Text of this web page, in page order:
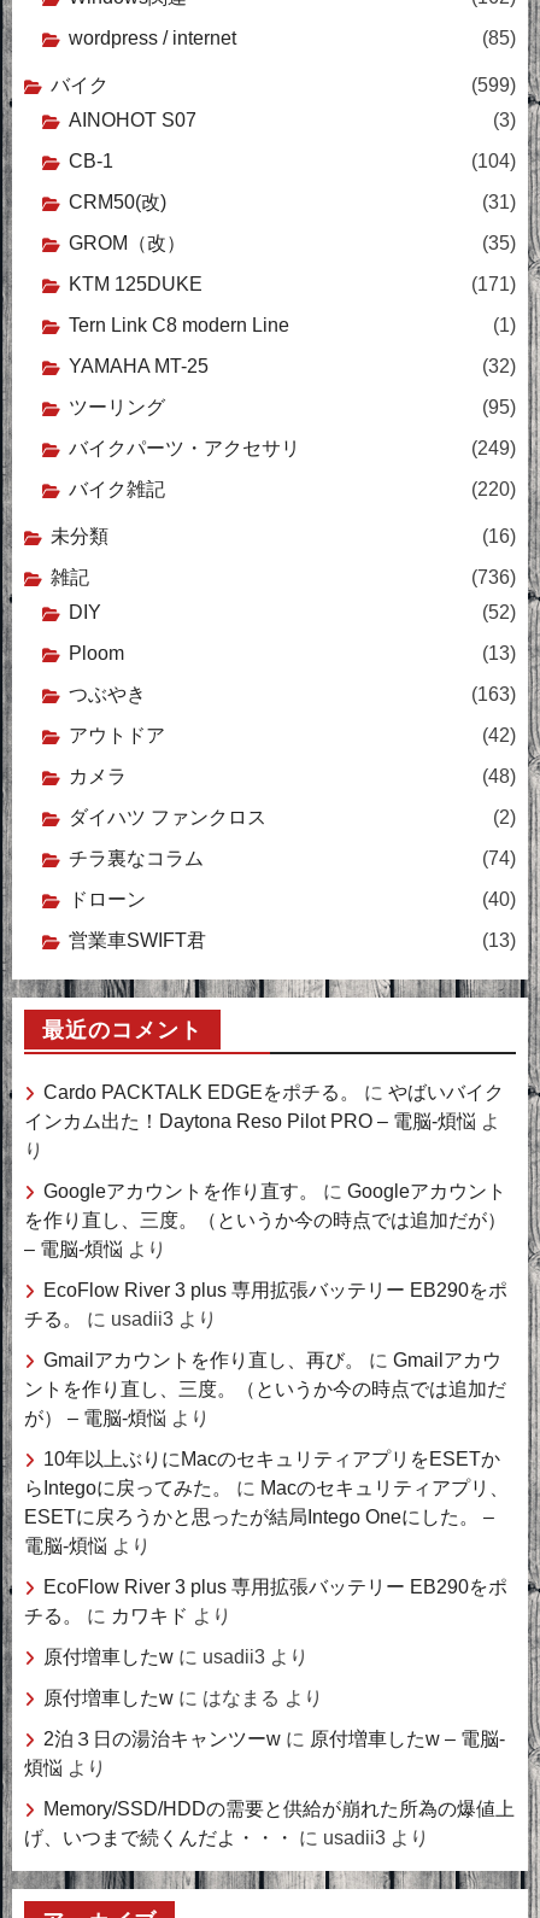
wordpress / internet
(85)
バイク
(599)
AINOHOT S07
(3)
CB-1
(104)
CRM50(改)
(31)
GROM（改）
(35)
KTM 125DUKE
(171)
Tern Link C8 modern Line
(1)
YAMAHA MT-25
(32)
ツーリング
(95)
バイクパーツ・アクセサリ
(249)
バイク雑記
(220)
未分類
(16)
雑記
(736)
DIY
(52)
Ploom
(13)
つぶやき
(163)
アウトドア
(42)
カメラ
(48)
ダイハツ ファンクロス
(2)
チラ裏なコラム
(74)
ドローン
(40)
営業車SWIFT君
(13)
最近のコメント
Cardo PACKTALK EDGEをポチる。 に やばいバイク
インカム出た！Daytona Reso Pilot PRO – 電脳-煩悩 よ
り
Googleアカウントを作り直す。
に Googleアカウント
を作り直し、三度。（というか今の時点では追加だが）
– 電脳-煩悩 より
EcoFlow River 3 plus 専用拡張バッテリー EB290をポ
チる。
に usadii3 より
Gmailアカウントを作り直し、再び。
に Gmailアカウ
ントを作り直し、三度。（というか今の時点では追加だ
が） – 電脳-煩悩 より
10年以上ぶりにMacのセキュリティアプリをESETか
らIntegoに戻ってみた。
に Macのセキュリティアプリ、
ESETに戻ろうかと思ったが結局Intego Oneにした。 –
電脳-煩悩 より
EcoFlow River 3 plus 専用拡張バッテリー EB290をポ
チる。
に カワキド より
原付増車したw に usadii3 より
原付増車したw に はなまる より
2泊３日の湯治キャンツーw に 原付増車したw – 電脳-
煩悩 より
Memory/SSD/HDDの需要と供給が崩れた所為の爆値上
げ、いつまで続くんだよ・・・
に usadii3 より